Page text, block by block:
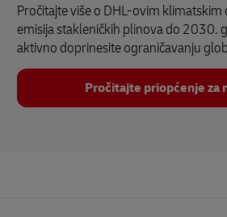
Pročitajte više o DHL-ovim klimatskim
emisija stakleničkih plinova do 2030.
aktivno doprinesite ograničavanju
Pročitajte priopćenje za